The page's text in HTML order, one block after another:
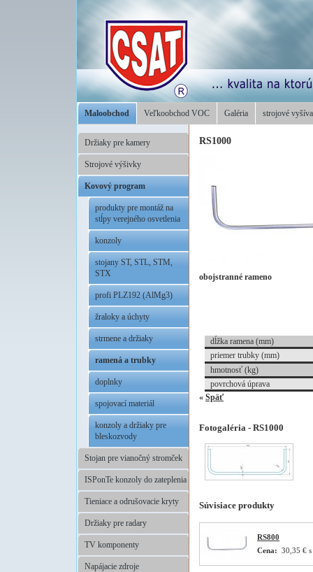
Maloobchod Veľkoobchod VOC Galéria strojové
Držiaky pre kamery
Strojové výšivky
Kovový program
produkty pre montáž na
stĺpy verejného osvetlenia
konzoly
stojany ST, STL, STM,
STX
profi PLZ192 (AlMg3)
žraloky a úchyty
strmene a držiaky
ramená a trubky
doplnky
spojovací materiál
konzoly a držiaky pre
bleskozvody
Stojan pre vianočný stromček
ISPonTe konzoly do zateplenia
Tieniace a odrušovacie kryty
Držiaky pre radary
TV komponenty
Napájacie zdroje
RS1000
obojstranné rameno
dĺžka ramena (mm)
priemer trubky (mm)
hmotnosť (kg)
povrchová úprava
« Späť
Fotogaléria - RS1000
Súvisiace produkty
RS800
Cena: 30,35 €